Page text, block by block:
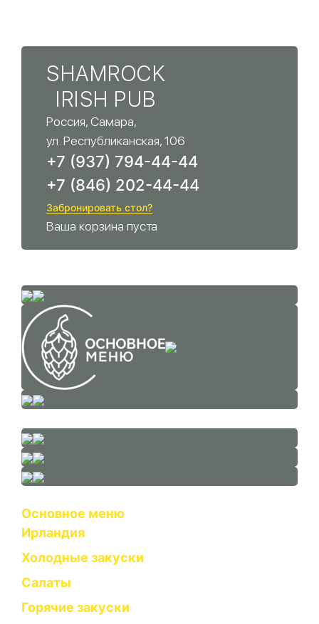
SHAMROCK
IRISH PUB
Россия, Самара,
ул. Республиканская, 106
+7 (937) 794-44-44
+7 (846) 202-44-44
Забронировать стол?
Ваша корзина пуста
Основное меню
Ирландия
Холодные закуски
Салаты
Горячие закуски